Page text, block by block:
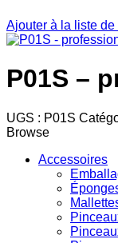
Ajouter à la liste de
P01S –
UGS : P01S
Browse
Accessoires